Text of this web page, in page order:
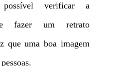
verificar a
fazer um retrato
que uma boa imagem